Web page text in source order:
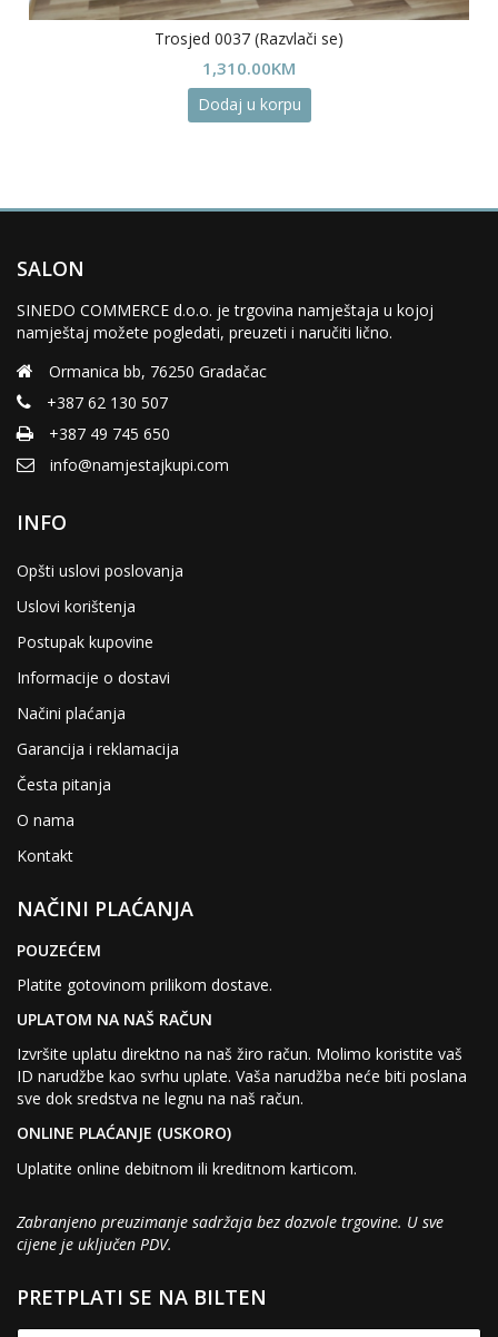
Trosjed 0037 (Razvlači se)
1,310.00KM
Dodaj u korpu
SALON
SINEDO COMMERCE d.o.o. je trgovina namještaja u kojoj
namještaj možete pogledati, preuzeti i naručiti lično.
Ormanica bb, 76250 Gradačac
+387 62 130 507
+387 49 745 650
info@namjestajkupi.com
INFO
Opšti uslovi poslovanja
Uslovi korištenja
Postupak kupovine
Informacije o dostavi
Načini plaćanja
Garancija i reklamacija
Česta pitanja
O nama
Kontakt
NAČINI PLAĆANJA
POUZEĆEM
Platite gotovinom prilikom dostave.
UPLATOM NA NAŠ RAČUN
Izvršite uplatu direktno na naš žiro račun. Molimo koristite vaš
ID narudžbe kao svrhu uplate. Vaša narudžba neće biti poslana
sve dok sredstva ne legnu na naš račun.
ONLINE PLAĆANJE (USKORO)
Uplatite online debitnom ili kreditnom karticom.
Zabranjeno preuzimanje sadržaja bez dozvole trgovine. U sve
cijene je uključen PDV.
PRETPLATI SE NA BILTEN